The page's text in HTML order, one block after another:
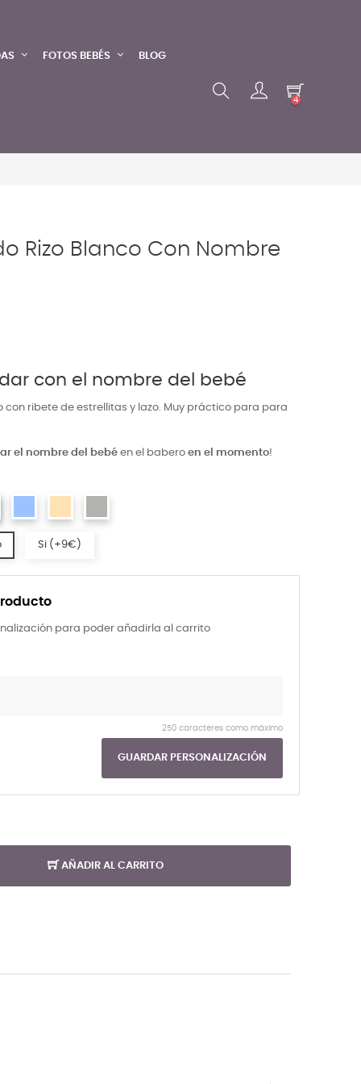
FOTOS BEBÉS BLOG
4
Rizo Blanco Con Nombre
con el nombre del bebé
con ribete de estrellitas y lazo. Muy práctico para para
el nombre del bebé en el babero en el momento!
para poder añadirla al carrito
250 caracteres como máximo
GUARDAR PERSONALIZACIÓN
Si (+9€)
AÑADIR AL CARRITO